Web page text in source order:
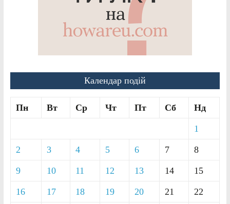
Календар подій
Пн Вт Ср Чт Пт Сб Нд
1
2 3 4 5 6 7 8
9 10 11 12 13 14 15
16 17 18 19 20 21 22